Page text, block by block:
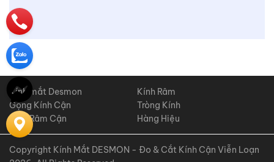
Kính mắt Desmon
Kính Râm
Gọng Kính Cận
Tròng Kính
Kính Râm Cận
Hàng Hiệu
Copyright Kính Mắt DESMON - Đo & Cắt Kính Cận Viễn Loạn